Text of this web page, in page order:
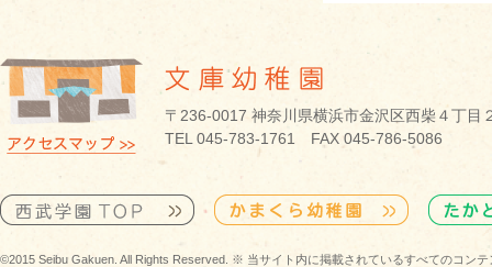
〒236-0017 神奈川県横浜市金沢区西柴４丁
TEL 045-783-1761 FAX 045-786-5086
©2015 Seibu Gakuen. All Rights Reserved. ※ 当サイト内に掲載されているすべてのコン